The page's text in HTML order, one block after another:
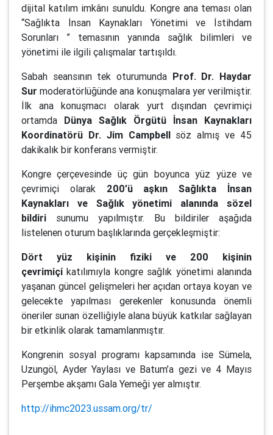
dijital katılım imkânı sunuldu. Kongre ana teması olan
“Sağlıkta İnsan Kaynakları Yönetimi ve İstihdam
Sorunları ” temasının yanında sağlık bilimleri ve
yönetimi ile ilgili çalışmalar tartışıldı.
Sabah seansının tek oturumunda Prof. Dr. Haydar
Sur moderatörlüğünde ana konuşmalara yer verilmiştir.
İlk ana konuşmacı olarak yurt dışından çevrimiçi
ortamda Dünya Sağlık Örgütü İnsan Kaynakları
Koordinatörü Dr. Jim Campbellsöz almış ve 45
dakikalık bir konferans vermiştir.
Kongre çerçevesinde üç gün boyunca yüz yüze ve
çevrimiçi olarak 200’ü aşkın Sağlıkta İnsan
Kaynakları ve Sağlık yönetimi alanında sözel
bildiri sunumu yapılmıştır. Bu bildiriler aşağıda
listelenen oturum başlıklarında gerçekleşmiştir:
Dört yüz kişinin fiziki ve 200 kişinin
çevrimiçi katılımıyla kongre sağlık yönetimi alanında
yaşanan güncel gelişmeleri her açıdan ortaya koyan ve
gelecekte yapılması gerekenler konusunda önemli
öneriler sunan özelliğiyle alana büyük katkılar sağlayan
bir etkinlik olarak tamamlanmıştır.
Kongrenin sosyal programı kapsamında ise Sümela,
Uzungöl, Ayder Yaylası ve Batum’a gezi ve 4 Mayıs
Perşembe akşamı Gala Yemeği yer almıştır.
http://ihmc2023.ussam.org/tr/